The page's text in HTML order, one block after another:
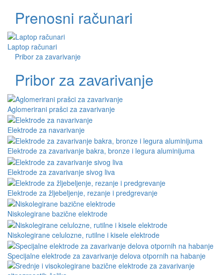
Prenosni računari
Laptop računari
Pribor za zavarivanje
Pribor za zavarivanje
Aglomerirani prašci za zavarivanje
Elektrode za navarivanje
Elektrode za zavarivanje bakra, bronze i legura aluminijuma
Elektrode za zavarivanje sivog liva
Elektrode za žljebeljenje, rezanje i predgrevanje
Niskolegirane bazične elektrode
Niskolegirane celulozne, rutilne i kisele elektrode
Specijalne elektrode za zavarivanje delova otpornih na habanje